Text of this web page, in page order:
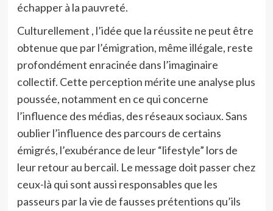
échapper à la pauvreté.
Culturellement , l’idée que la réussite ne peut être
obtenue que par l’émigration, même illégale, reste
profondément enracinée dans l’imaginaire
collectif. Cette perception mérite une analyse plus
poussée, notamment en ce qui concerne
l’influence des médias, des réseaux sociaux. Sans
oublier l’influence des parcours de certains
émigrés, l’exubérance de leur “lifestyle” lors de
leur retour au bercail. Le message doit passer chez
ceux-là qui sont aussi responsables que les
passeurs par la vie de fausses prétentions qu’ils